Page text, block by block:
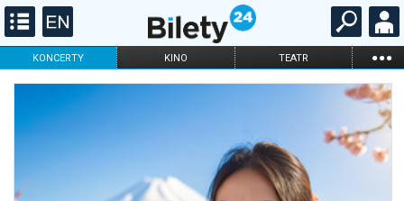
KONCERTY KINO TEATR ...
FILHARMONIA OPERA I BALET
DLA DZIECI